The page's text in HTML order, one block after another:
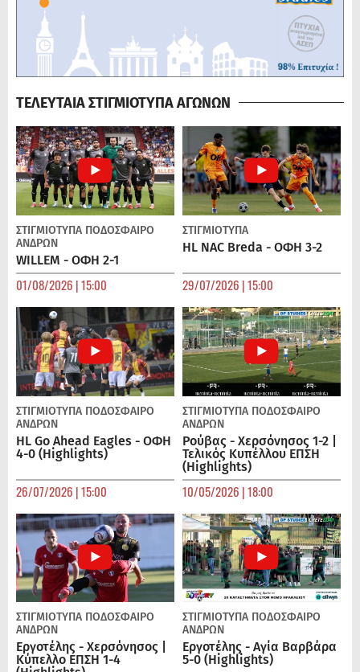
ΤΕΛΕΥΤΑΙΑ ΣΤΙΓΜΙΟΤΥΠΑ ΑΓΩΝΩΝ
ΣΤΙΓΜΙΟΤΥΠΑ ΠΟΔΌΣΦΑΙΡΟ
ΑΝΔΡΏΝ
WILLEM - ΟΦΗ 2-1
01/08/2026 | 15:00
ΣΤΙΓΜΙΟΤΥΠΑ
HL NAC Breda - ΟΦΗ 3-2
29/07/2026 | 15:00
ΣΤΙΓΜΙΟΤΥΠΑ ΠΟΔΌΣΦΑΙΡΟ
ΑΝΔΡΏΝ
HL Go Ahead Eagles - ΟΦΗ
4-0 (Highlights)
26/07/2026 | 15:00
ΣΤΙΓΜΙΟΤΥΠΑ ΠΟΔΌΣΦΑΙΡΟ
ΑΝΔΡΏΝ
Ρούβας - Χερσόνησος 1-2 |
Τελικός Κυπέλλου ΕΠΣΗ
(Highlights)
10/05/2026 | 18:00
ΣΤΙΓΜΙΟΤΥΠΑ ΠΟΔΌΣΦΑΙΡΟ
ΑΝΔΡΏΝ
Εργοτέλης - Χερσόνησος |
Κύπελλο ΕΠΣΗ 1-4
ΣΤΙΓΜΙΟΤΥΠΑ ΠΟΔΌΣΦΑΙΡΟ
ΑΝΔΡΏΝ
Εργοτέλης - Αγία Βαρβάρα
5-0 (Highlights)